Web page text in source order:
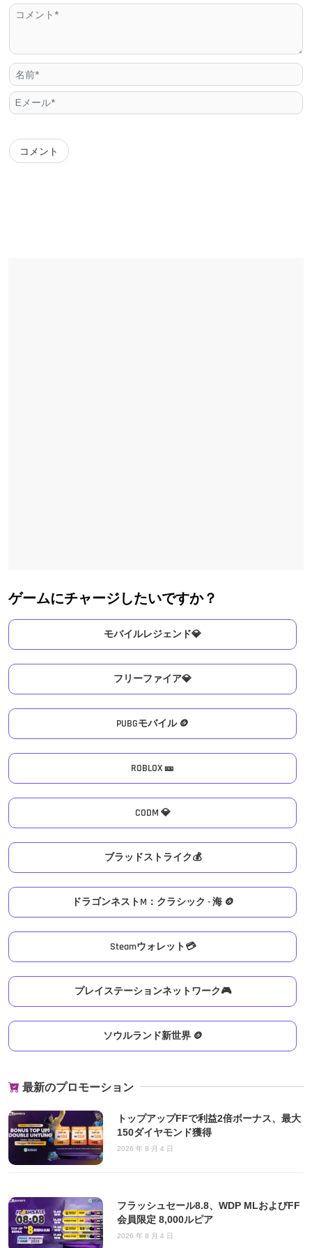
ゲームにチャージしたいですか？
モバイルレジェンド💎
フリーファイア💎
PUBGモバイル 🪙
ROBLOX 🎫
CODM 💎
ブラッドストライク💰
ドラゴンネストM：クラシック - 海 🪙
Steamウォレット💳
プレイステーションネットワーク🎮
ソウルランド新世界 🪙
最新のプロモーション
トップアップFFで利益2倍ボーナス、最大
150ダイヤモンド獲得
2026 年 8 月 4 日
フラッシュセール8.8、WDP MLおよびFF
会員限定 8,000ルピア
2026 年 8 月 4 日